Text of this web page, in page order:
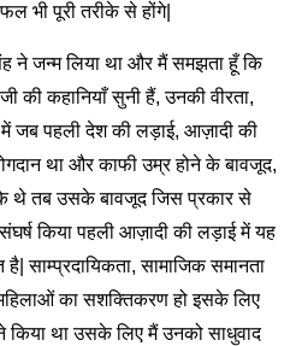
भी पूरी तरीके से होंगे|
ने जन्म लिया था और मैं समझता हूँ कि
की कहानियाँ सुनी हैं, उनकी वीरता,
जब पहली देश की लड़ाई, आज़ादी की
था और काफी उम्र होने के बावजूद,
के थे तब उसके बावजूद जिस प्रकार से
किया पहली आज़ादी की लड़ाई में यह
साम्प्रदायिकता, सामाजिक समानता
का सशक्तिकरण हो इसके लिए
किया था उसके लिए मैं उनको साधुवाद